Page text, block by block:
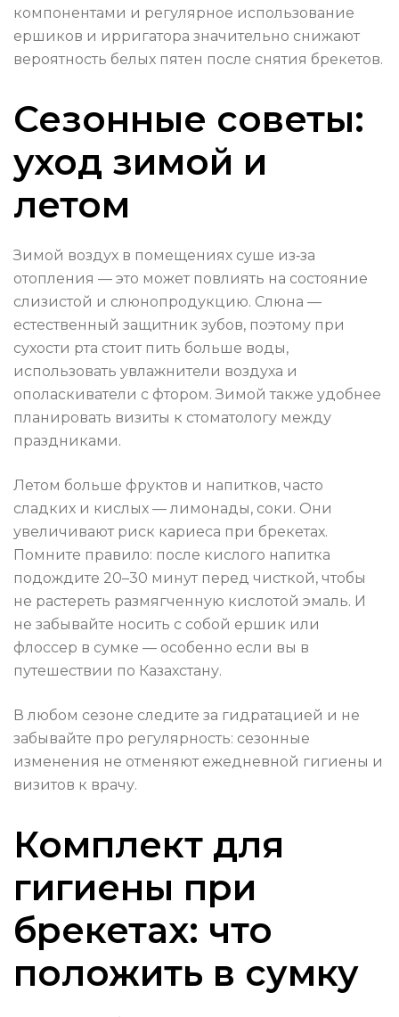
компонентами и регулярное использование
ершиков и ирригатора значительно снижают
вероятность белых пятен после снятия брекетов.
Сезонные советы:
уход зимой и
летом
Зимой воздух в помещениях суше из‑за
отопления — это может повлиять на состояние
слизистой и слюнопродукцию. Слюна —
естественный защитник зубов, поэтому при
сухости рта стоит пить больше воды,
использовать увлажнители воздуха и
ополаскиватели с фтором. Зимой также удобнее
планировать визиты к стоматологу между
праздниками.
Летом больше фруктов и напитков, часто
сладких и кислых — лимонады, соки. Они
увеличивают риск кариеса при брекетах.
Помните правило: после кислого напитка
подождите 20–30 минут перед чисткой, чтобы
не растереть размягченную кислотой эмаль. И
не забывайте носить с собой ершик или
флоссер в сумке — особенно если вы в
путешествии по Казахстану.
В любом сезоне следите за гидратацией и не
забывайте про регулярность: сезонные
изменения не отменяют ежедневной гигиены и
визитов к врачу.
Комплект для
гигиены при
брекетах: что
положить в сумку